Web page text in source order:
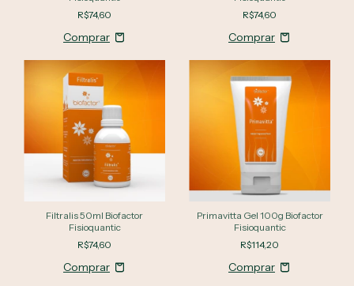
R$74,60
R$74,60
Filtralis 50ml Biofactor
Fisioquantic
R$74,60
Primavitta Gel 100g Biofactor
Fisioquantic
R$114,20